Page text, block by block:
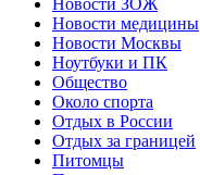
Новости медицины
Новости Москвы
Ноутбуки и ПК
Общество
Около спорта
Отдых в России
Отдых за границей
Питомцы